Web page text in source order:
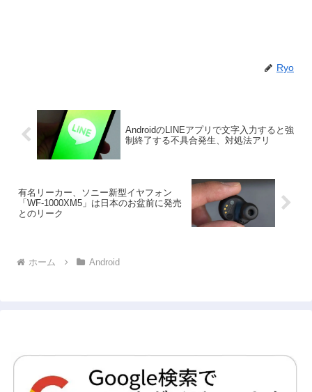
Ryo
AndroidのLINEアプリで文字入力すると強
制終了する不具合発生、対処法アリ
有名リーカー、ソニー新型イヤフォン
「WF-1000XM5」は日本のお盆前に発売
とのリーク
ホーム Android